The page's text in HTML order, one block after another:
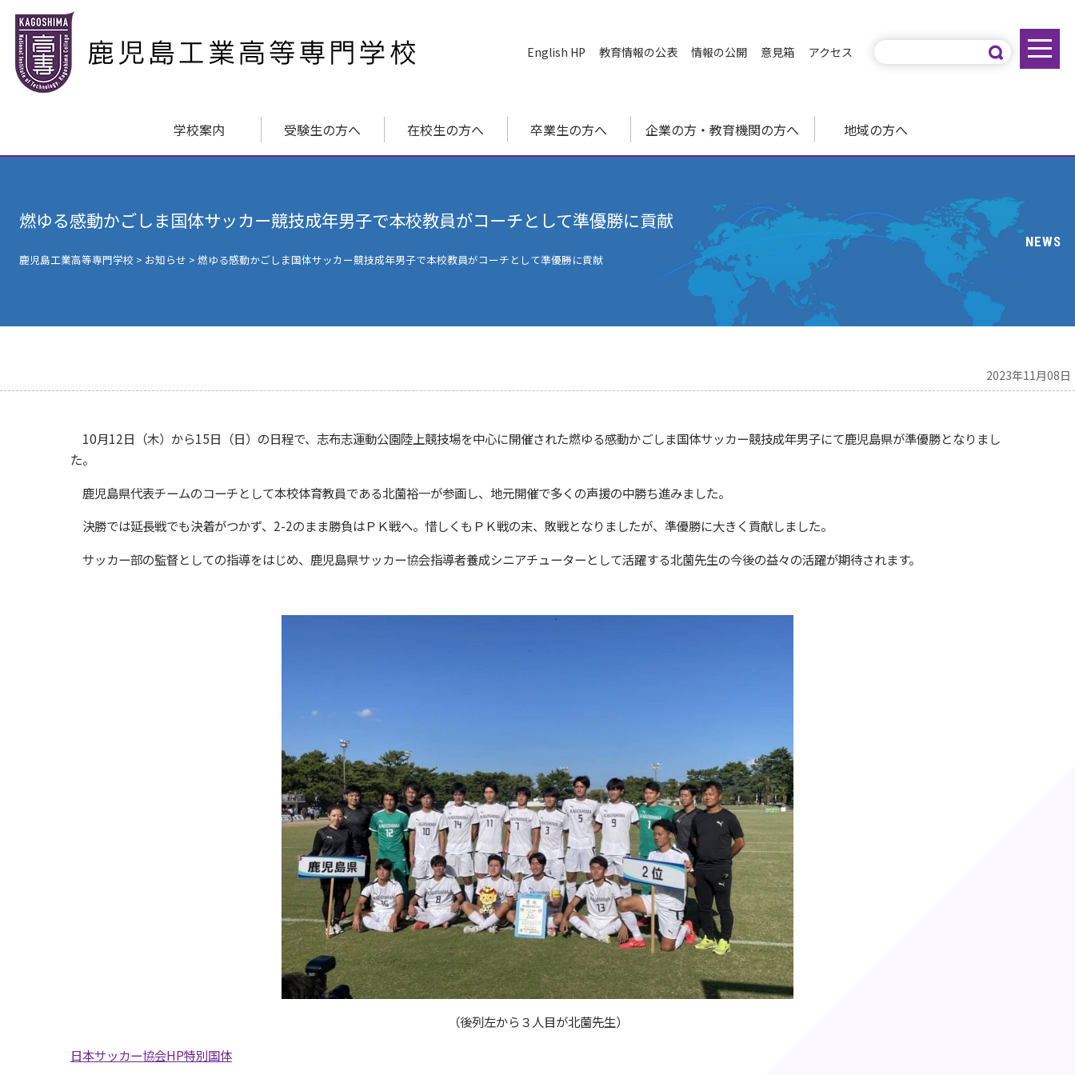
English HP 教育情報の公表 情報の公開 意見箱 アクセス
学校案内 受験生の方へ 在校生の方へ 卒業生の方へ 企業の方・教育機関の方へ 地域の方へ
燃ゆる感動かごしま国体サッカー競技成年男子で本校教員がコーチとして準優勝に貢献
NEWS
鹿児島工業高等専門学校 > お知らせ >燃ゆる感動かごしま国体サッカー競技成年男子で本校教員がコーチとして準優勝に貢献
2023年11月08日
10月12日（木）から15日（日）の日程で、志布志運動公園陸上競技場を中心に開催された燃ゆる感動かごしま国体サッカー競技成年男子にて鹿児島県が準優勝となりまし
た。
鹿児島県代表チームのコーチとして本校体育教員である北薗裕一が参画し、地元開催で多くの声援の中勝ち進みました。
決勝では延長戦でも決着がつかず、 2-2のまま勝負はＰＫ戦へ。惜しくもＰＫ戦の末、敗戦となりましたが、準優勝に大きく貢献しました。
サッカー部の監督としての指導をはじめ、鹿児島県サッカー協会指導者養成シニアチューターとして活躍する北薗先生の今後の益々の活躍が期待されます。
（後列左から３人目が北薗先生）
日本サッカー協会HP特別国体